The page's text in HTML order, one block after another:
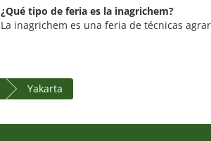
¿Qué tipo de feria es la inagrichem?
La inagrichem es una feria de técnicas
Yakarta